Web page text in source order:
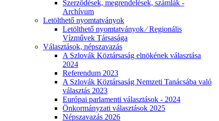
Szerződések, megrendelések, számlák -
Archívum
Letölthető nyomtatványok
Letölthető nyomtatványok ⁄ Regionális
Vízművek Társasága
Választások, népszavazás
A Szlovák Köztársaság elnökének választása
2024
Referendum 2023
A Szlovák Köztársaság Nemzeti Tanácsába való
választás 2023
Európai parlamenti választások - 2024
Önkormányzati választások 2025
Népszavazás 2026